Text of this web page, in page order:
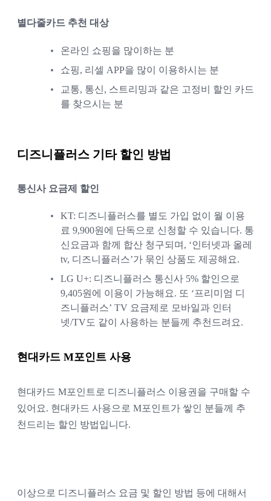
별다줄카드 추천 대상
온라인 쇼핑을 많이하는 분
쇼핑, 리셀 APP을 많이 이용하시는 분
교통, 통신, 스트리밍과 같은 고정비 할인 카드
를 찾으시는 분
디즈니플러스 기타 할인 방법
통신사 요금제 할인
KT: 디즈니플러스를 별도 가입 없이 월 이용
료 9,900원에 단독으로 신청할 수 있습니다. 통
신요금과 함께 합산 청구되며, ‘인터넷과 올레
tv, 디즈니플러스’가 묶인 상품도 제공해요.
LG U+: 디즈니플러스 통신사 5% 할인으로
9,405원에 이용이 가능해요. 또 ‘프리미엄 디
즈니플러스’ TV 요금제로 모바일과 인터
넷/TV도 같이 사용하는 분들께 추천드려요.
현대카드 M포인트 사용
현대카드 M포인트로 디즈니플러스 이용권을 구매할 수
있어요. 현대카드 사용으로 M포인트가 쌓인 분들께 추
천드리는 할인 방법입니다.
이상으로 디즈니플러스 요금 및 할인 방법 등에 대해서